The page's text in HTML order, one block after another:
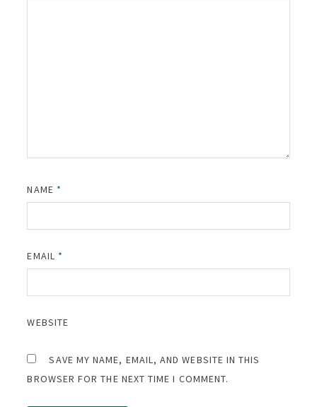
NAME *
EMAIL *
WEBSITE
SAVE MY NAME, EMAIL, AND WEBSITE IN THIS
BROWSER FOR THE NEXT TIME I COMMENT.